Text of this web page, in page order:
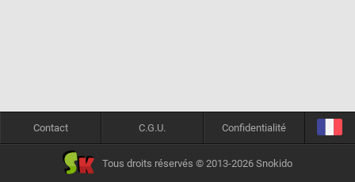
Contact C.G.U. Confidentialité
Tous droits réservés © 2013-2026 Snokido